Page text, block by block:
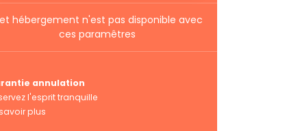
hébergement n'est pas disponible avec
ces paramêtres
annulation
l'esprit tranquille
plus